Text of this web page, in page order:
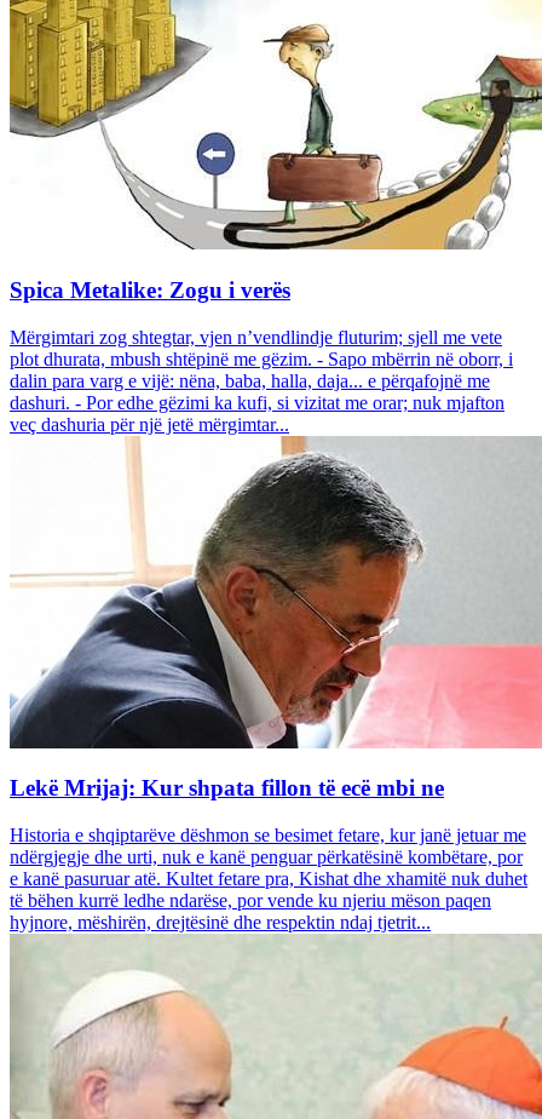
Spica Metalike: Zogu i verës
Mërgimtari zog shtegtar, vjen n’vendlindje fluturim; sjell me vete
plot dhurata, mbush shtëpinë me gëzim. - Sapo mbërrin në oborr, i
dalin para varg e vijë: nëna, baba, halla, daja... e përqafojnë me
dashuri. - Por edhe gëzimi ka kufi, si vizitat me orar; nuk mjafton
veç dashuria për një jetë mërgimtar...
Lekë Mrijaj: Kur shpata fillon të ecë mbi ne
Historia e shqiptarëve dëshmon se besimet fetare, kur janë jetuar me
ndërgjegje dhe urti, nuk e kanë penguar përkatësinë kombëtare, por
e kanë pasuruar atë. Kultet fetare pra, Kishat dhe xhamitë nuk duhet
të bëhen kurrë ledhe ndarëse, por vende ku njeriu mëson paqen
hyjnore, mëshirën, drejtësinë dhe respektin ndaj tjetrit...